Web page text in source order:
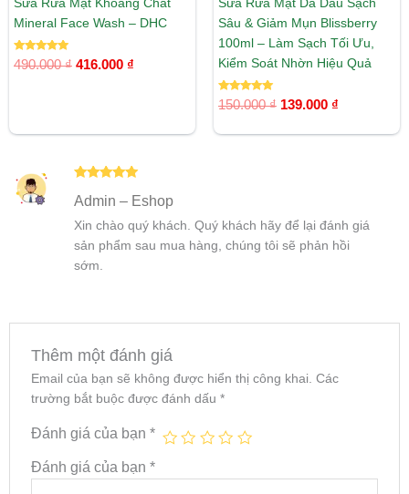
Sữa Rửa Mặt Khoáng Chất
Mineral Face Wash – DHC
Được xếp
hạng
490.000₫ 416.000 ₫
Sữa Rửa Mặt Da Dầu Sạch
Sâu & Giảm Mụn Blissberry
100ml – Làm Sạch Tối Ưu,
Kiểm Soát Nhờn Hiệu Quả
Được xếp
hạng
150.000₫ 139.000 ₫
hạng55
Admin – Eshop
Xin chào quý khách. Quý khách hãy để lại đánh giá
sản phẩm sau mua hàng, chúng tôi sẽ phản hồi
sớm.
Thêm một đánh giá
Email của bạn sẽ không được hiển thị công khai. Các
trường bắt buộc được đánh dấu *
Đánh giá của bạn *
Đánh giá của bạn *